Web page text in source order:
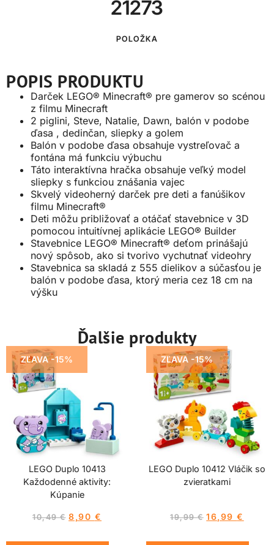
21273
POLOŽKA
POPIS PRODUKTU
Darček LEGO® Minecraft® pre gamerov so scénou
z filmu Minecraft
2 piglini, Steve, Natalie, Dawn, balón v podobe
ďasa , dedinčan, sliepky a golem
Balón v podobe ďasa obsahuje vystreľovač a
fontána má funkciu výbuchu
Táto interaktívna hračka obsahuje veľký model
sliepky s funkciou znášania vajec
Skvelý videoherný darček pre deti a fanúšikov
filmu Minecraft®
Deti môžu približovať a otáčať stavebnice v 3D
pomocou intuitívnej aplikácie LEGO® Builder
Stavebnice LEGO® Minecraft® deťom prinášajú
nový spôsob, ako si tvorivo vychutnať videohry
Stavebnica sa skladá z 555 dielikov a súčasťou je
balón v podobe ďasa, ktorý meria cez 18 cm na
výšku
Ďalšie produkty
ZĽAVA -15%
LEGO Duplo 10413
Každodenné aktivity:
Kúpanie
10,49€ 8,90 €
ZĽAVA -15%
LEGO Duplo 10412 Vláčik so
zvieratkami
19,99€ 16,99€